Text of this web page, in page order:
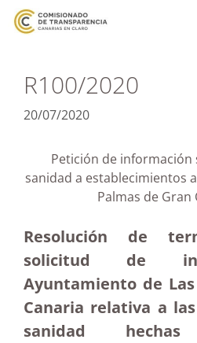
R100/2020
20/07/2020
Petición de
sanidad a establecimientos
Palmas de
Resolución de
solicitud de
Ayuntamiento de
Canaria relativa a
sanidad